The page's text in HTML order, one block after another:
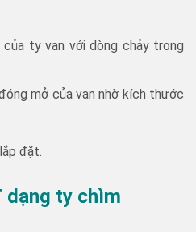
ty van với dòng chảy trong
mở của van nhờ kích thước
đặt.
dạng ty chìm